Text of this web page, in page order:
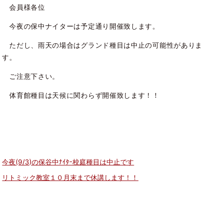
会員様各位
今夜の保中ナイターは予定通り開催致します。
ただし、雨天の場合はグランド種目は中止の可能性がありま
す。
ご注意下さい。
体育館種目は天候に関わらず開催致します！！
今夜(9/3)の保谷中ﾅｲﾀｰ校庭種目は中止です
リトミック教室１０月末まで休講します！！